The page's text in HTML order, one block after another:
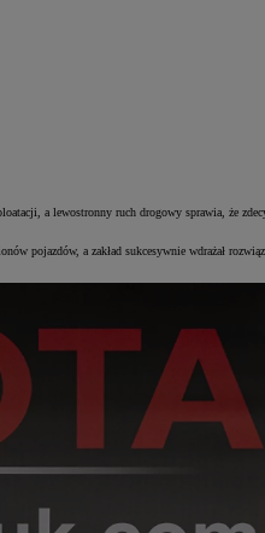
a lewostronny ruch drogowy sprawia, że
pojazdów, a zakład sukcesywnie wdrażał